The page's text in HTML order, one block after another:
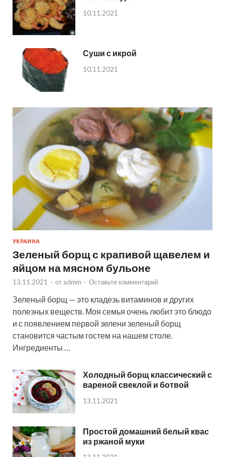
10.11.2021
Суши с икрой
10.11.2021
УКРАИНА
Зеленый борщ с крапивой щавелем и
яйцом на мясном бульоне
13.11.2021 - от admin - Оставьте комментарий
Зеленый борщ — это кладезь витаминов и других
полезных веществ. Моя семья очень любит это блюдо
и с появлением первой зелени зеленый борщ
становится частым гостем на нашем столе.
Ингредиенты …
Холодный борщ классический с
вареной свеклой и ботвой
13.11.2021
Простой домашний белый квас
из ржаной муки